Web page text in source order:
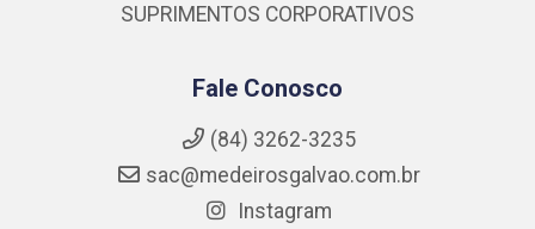
SUPRIMENTOS CORPORATIVOS
Fale Conosco
(84) 3262-3235
sac@medeirosgalvao.com.br
Instagram